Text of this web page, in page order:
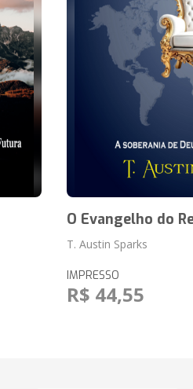
O Evangelho do
T. Austin Sparks
IMPRESSO
R$ 44,55